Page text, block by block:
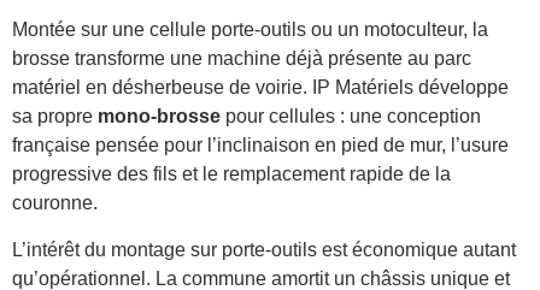
Montée sur une cellule porte-outils ou un motoculteur, la
brosse transforme une machine déjà présente au parc
matériel en désherbeuse de voirie. IP Matériels développe
sa propre mono-brosse pour cellules : une conception
française pensée pour l’inclinaison en pied de mur, l’usure
progressive des fils et le remplacement rapide de la
couronne.
L’intérêt du montage sur porte-outils est économique autant
qu’opérationnel. La commune amortit un châssis unique et